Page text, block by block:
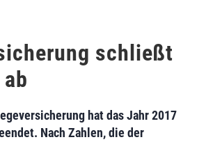
schließt
hat das Jahr 2017
Nach Zahlen, die der